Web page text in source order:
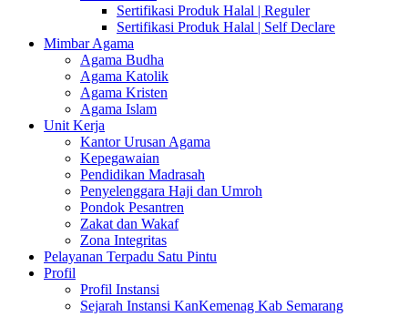
Sertifikasi Produk Halal | Reguler
Sertifikasi Produk Halal | Self Declare
Mimbar Agama
Agama Budha
Agama Katolik
Agama Kristen
Agama Islam
Unit Kerja
Kantor Urusan Agama
Kepegawaian
Pendidikan Madrasah
Penyelenggara Haji dan Umroh
Pondok Pesantren
Zakat dan Wakaf
Zona Integritas
Pelayanan Terpadu Satu Pintu
Profil
Profil Instansi
Sejarah Instansi KanKemenag Kab Semarang